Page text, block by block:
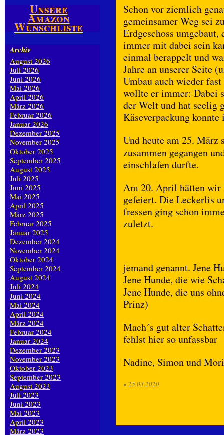
Schon vor ziemlich
gemeinsamer Weg sei
Erdgeschoss
immer mit dabei sein
einmal berappelt und
Jahre an unserer Seite
Umbau auch wieder
wollte er immer: Dabei
der Welt und hat seelig
Käseverpackung
Und heute am 25. März
zusammen gegangen
einschlafen durfte.
Am 20. April hätten wir
gefeiert. Die Leckerlis
fressen ging schon
zuletzt.
jemand genannt. Jene
Jene Hunde, die wie
Jene Hunde, die uns
Prinz)
Mach´s gut alter
fehlst hier so unfassbar
Nadine, Simon und
« 25.03.2020
Unsere
Amazon
Wunschliste
Archiv
August 2026
Juli 2026
Juni 2026
Mai 2026
April 2026
März 2026
Februar 2026
Januar 2026
Dezember 2025
November 2025
Oktober 2025
September 2025
August 2025
Juli 2025
Juni 2025
Mai 2025
April 2025
März 2025
Februar 2025
Januar 2025
Dezember 2024
November 2024
Oktober 2024
September 2024
August 2024
Juli 2024
Juni 2024
Mai 2024
April 2024
März 2024
Februar 2024
Januar 2024
Dezember 2023
November 2023
Oktober 2023
September 2023
August 2023
Juli 2023
Juni 2023
Mai 2023
April 2023
März 2023